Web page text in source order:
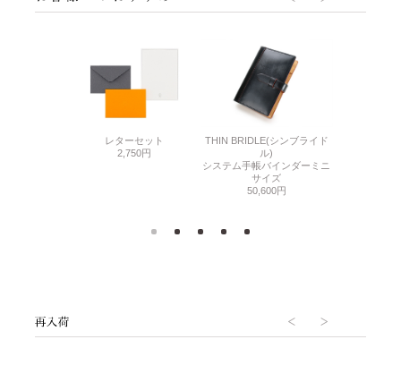
レターセット
2,750円
THIN BRIDLE(シンブライド
ル)
システム手帳バインダーミニ
サイズ
50,600円